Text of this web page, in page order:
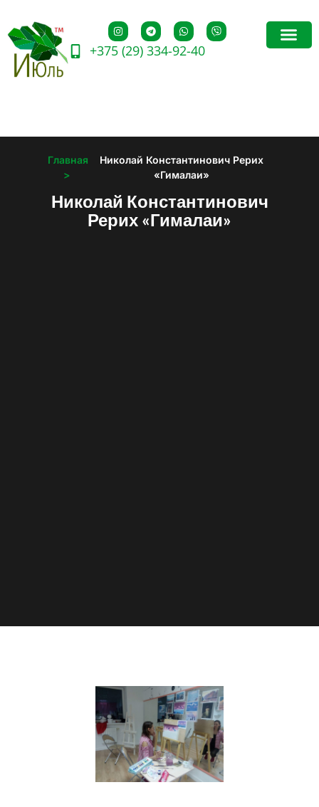
+375 (29) 334-92-40
Главная
>
Николай Константинович Рерих
«Гималаи»
Николай Константинович
Рерих «Гималаи»